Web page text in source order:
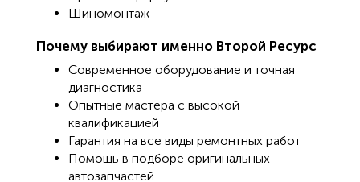
Шиномонтаж
Почему выбирают именно Второй Ресурс
Современное оборудование и точная
диагностика
Опытные мастера с высокой
квалификацией
Гарантия на все виды ремонтных работ
Помощь в подборе оригинальных
автозапчастей